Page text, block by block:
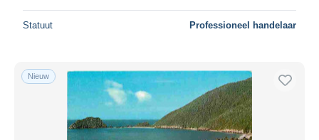
Statuut Professioneel handelaar
Nieuw